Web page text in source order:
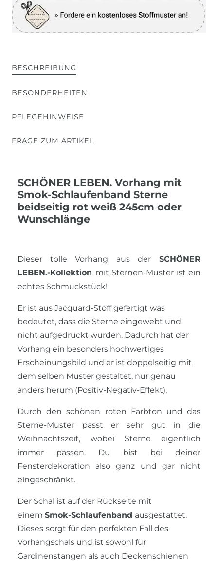
BESCHREIBUNG
BESONDERHEITEN
PFLEGEHINWEISE
FRAGE ZUM ARTIKEL
SCHÖNER LEBEN. Vorhang mit
Smok-Schlaufenband Sterne
beidseitig rot weiß 245cm oder
Wunschlänge
Dieser tolle Vorhang aus derSCHÖNER
LEBEN.-Kollektion mit Sternen-Muster ist ein
echtes Schmuckstück!
Er ist aus Jacquard-Stoff gefertigt was
bedeutet, dass die Sterne eingewebt und
nicht aufgedruckt wurden. Dadurch hat der
Vorhang ein besonders hochwertiges
Erscheinungsbild und er ist doppelseitig mit
dem selben Muster gestaltet, nur genau
anders herum (Positiv-Negativ-Effekt).
Durch den schönen roten Farbton und das
Sterne-Muster passt er sehr gut in die
Weihnachtszeit, wobei Sterne eigentlich
immer passen. Du bist bei deiner
Fensterdekoration also ganz und gar nicht
eingeschränkt.
Der Schal ist auf der Rückseite mit
einem Smok-Schlaufenband ausgestattet.
Dieses sorgt für den perfekten Fall des
Vorhangschals und ist sowohl für
Gardinenstangen als auch Deckenschienen